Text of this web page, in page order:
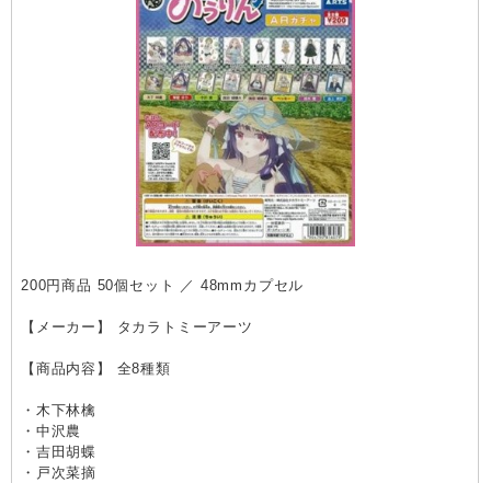
200円商品 50個セット ／ 48mmカプセル
【メーカー】 タカラトミーアーツ
【商品内容】 全8種類
・木下林檎
・中沢農
・吉田胡蝶
・戸次菜摘